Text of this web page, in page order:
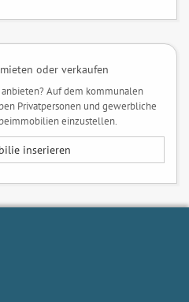
oder verkaufen
Auf dem kommunalen
Privatpersonen und gewerbliche
einzustellen.
inserieren